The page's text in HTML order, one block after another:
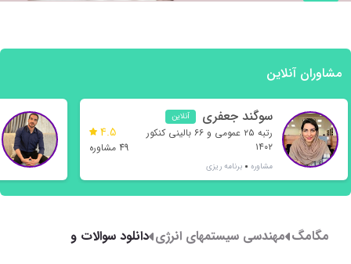
مشاوران آنلاین
سوگند جعفری آنلاین
رتبه ۲۵ عمومی و ۶۶ بالینی کنکور
۱۴۰۲
مشاوره برنامه ریزی
4.5
49 مشاوره
مگامگ مهندسی سیستمهای انرژی دانلود سوالات و